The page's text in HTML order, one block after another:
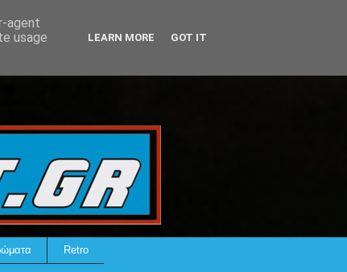
Retro
agent
usage
LEARN MORE GOT IT